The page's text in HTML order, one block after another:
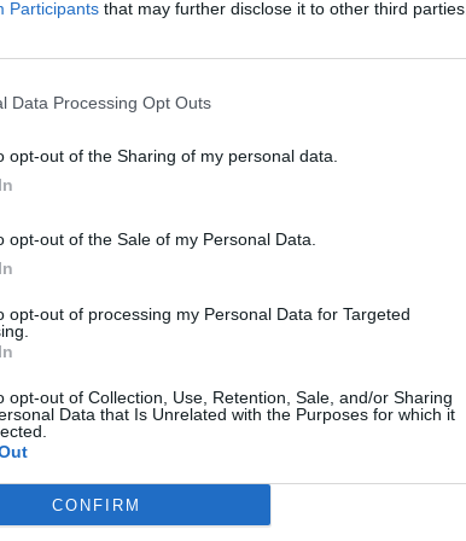
Participants that may further disclose it to other third parties.
Data Processing Opt Outs
opt-out of the Sharing of my personal data.
opt-out of the Sale of my Personal Data.
opt-out of processing my Personal Data for Targeted
opt-out of Collection, Use, Retention, Sale, and/or Sharing
Data that Is Unrelated with the Purposes for which it
CONFIRM
– PVPR: 19,95 €.
– PVPR: 49,95 €.
– PVPR: 16,45 €.
– PVPR: 39,45 €.
fuente preferida de Google
de actualidad.
cutaneo